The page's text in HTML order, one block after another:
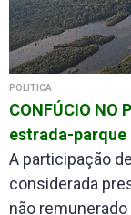
POLÍTICA
CONFÚCIO NO
estrada-parque
A participação
considerada
não remunerado